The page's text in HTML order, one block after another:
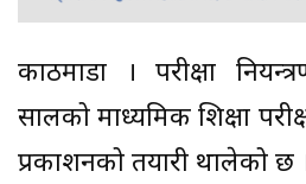
काठमाडौं । परीक्षा
सालको माध्यमिक शिक्षा
प्रकाशनको तयारी थालेको छ